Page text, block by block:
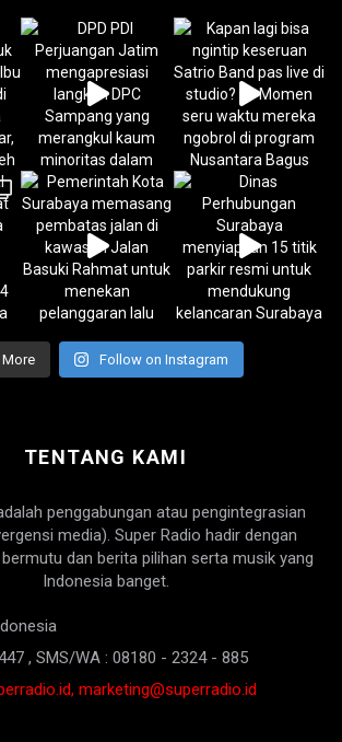
Follow on Instagram
TENTANG KAMI
penggabungan atau pengintegrasian
media). Super Radio hadir dengan
dan berita pilihan serta musik yang
Indonesia banget.
, SMS/WA : 08180 - 2324 - 885
marketing@superradio.id